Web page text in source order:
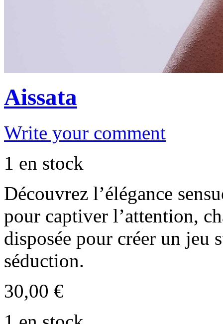
Aissata
Write your comment
1 en stock
Découvrez l’élégance
pour captiver l’attention,
disposée pour créer un jeu
séduction.
30,00 €